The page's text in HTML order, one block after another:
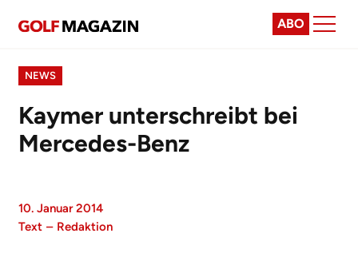
ABO
NEWS
Kaymer unterschreibt bei
Mercedes-Benz
10. Januar 2014
Text – Redaktion